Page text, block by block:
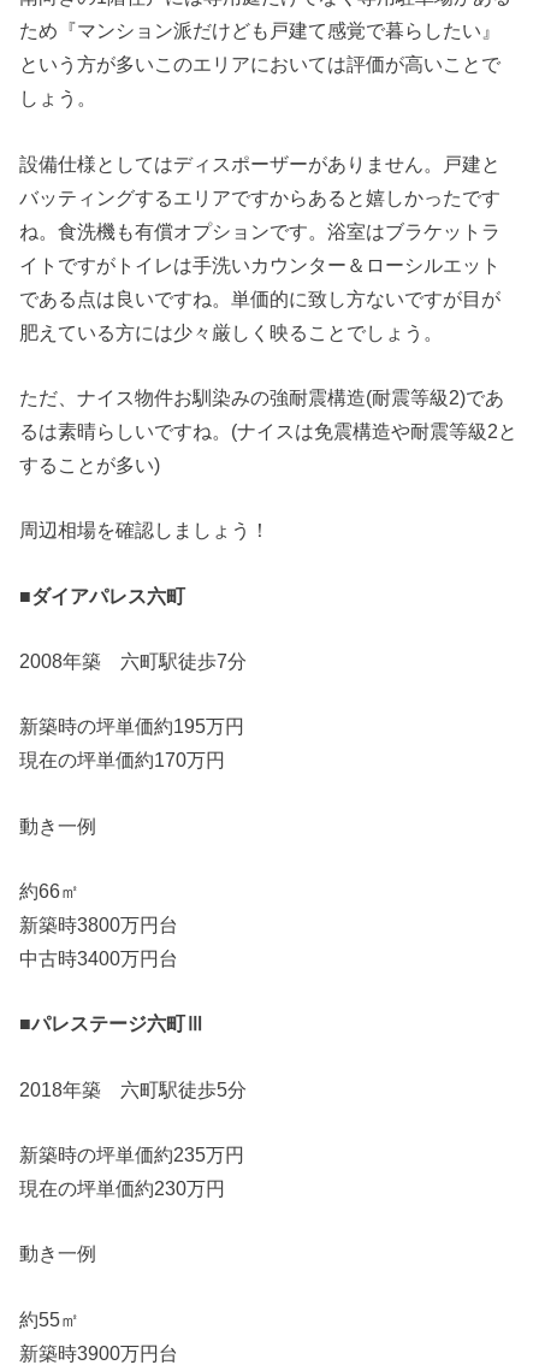
ため『マンション派だけども戸建て感覚で暮らしたい』
という方が多いこのエリアにおいては評価が高いことで
しょう。
設備仕様としてはディスポーザーがありません。戸建と
バッティングするエリアですからあると嬉しかったです
ね。食洗機も有償オプションです。浴室はブラケットラ
イトですがトイレは手洗いカウンター＆ローシルエット
である点は良いですね。単価的に致し方ないですが目が
肥えている方には少々厳しく映ることでしょう。
ただ、ナイス物件お馴染みの強耐震構造(耐震等級2)であ
るは素晴らしいですね。(ナイスは免震構造や耐震等級2と
することが多い)
周辺相場を確認しましょう！
■ダイアパレス六町
2008年築 六町駅徒歩7分
新築時の坪単価約195万円
現在の坪単価約170万円
動き一例
約66㎡
新築時3800万円台
中古時3400万円台
■パレステージ六町Ⅲ
2018年築 六町駅徒歩5分
新築時の坪単価約235万円
現在の坪単価約230万円
動き一例
約55㎡
新築時3900万円台